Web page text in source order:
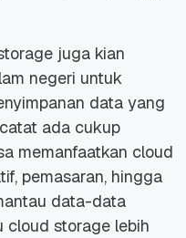
juga kian
negeri untuk
data yang
ada cukup
memanfaatkan cloud
pemasaran, hingga
data-data
cloud storage lebih